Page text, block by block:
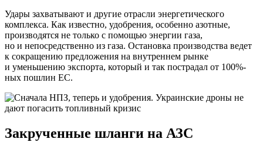
Удары захватывают и другие отрасли энергетического
комплекса. Как известно, удобрения, особенно азотные,
производятся не только с помощью энергии газа,
но и непосредственно из газа. Остановка производства ведет
к сокращению предложения на внутреннем рынке
и уменьшению экспорта, который и так пострадал от 100%-
ных пошлин ЕС.
Закрученные шланги на АЗС